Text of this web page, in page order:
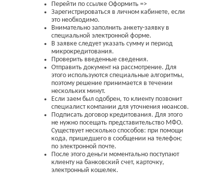
Перейти по ссылке Оформить =>
Зарегистрироваться в личном кабинете, если
это необходимо.
Внимательно заполнить анкету-заявку в
специальной электронной форме.
В заявке следует указать сумму и период
микрокредитования.
Проверить введенные сведения.
Отправить документ на рассмотрение. Для
этого используются специальные алгоритмы,
поэтому решение принимается в течении
нескольких минут.
Если заем был одобрен, то клиенту позвонит
специалист компании для уточнения нюансов.
Подписать договор кредитования. Для этого
не нужно посещать представительство МФО.
Существует несколько способов: при помощи
кода, пришедшего в сообщении на телефон;
по электронной почте.
После этого деньги моментально поступают
клиенту на банковский счет, карточку,
электронный кошелек.